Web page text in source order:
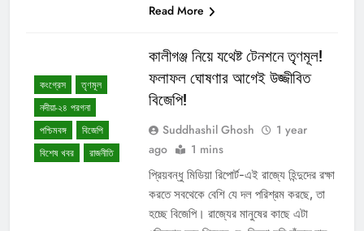
Read More
কংগ্রেস
তৃণমূল
নদীয়া-২৪ পরগনা
পশ্চিমবঙ্গ
বিজেপি
বিশেষ খবর
রাজনীতি
কালীগঞ্জ নিয়ে যথেষ্ট টেনশনে তৃণমূল!
ফলাফল ঘোষণার আগেই উজ্জীবিত
বিজেপি!
Suddhashil Ghosh
1 year
ago
1 mins
প্রিয়বন্ধু মিডিয়া রিপোর্ট-এই রাজ্যে হিন্দুদের রক্ষা
করতে সবথেকে বেশি যে দল পরিশ্রম করছে, তা
হচ্ছে বিজেপি। রাজ্যের মানুষের কাছে এটা